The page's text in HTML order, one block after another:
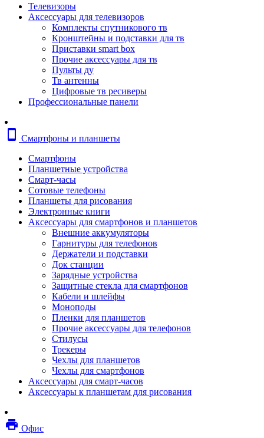
Рации
Консоли для мини-атс
Системные телефоны
Телефоны
Телефоны dect
Торговое оборудование
Детектор валют
Счетчики банкнот
Калькуляторы
Мебель
Стулья и кресла
Столы
Мебельные аксессуары
Аксессуары для кресел
Вешалки
Коврики защитные
Эргономика
Опции для устройств печати, копирования и
сканирования
Сетевое оборудование
Маршрутизаторы
Модемы
Точки доступа
Сетевые адаптеры
Коммутаторы
Расширители беспроводной сети
Wi-fi антенны
Инструмент
Кабель
Монтажные компоненты
Телевизоры
Аксессуары для телевизоров
Комплекты спутникового тв
Кронштейны и подставки для тв
Приставки smart box
Прочие аксессуары для тв
Пульты ду
Тв антенны
Цифровые тв ресиверы
Профессиональные панели
smartphone
Смартфоны и планшеты
Смартфоны
Планшетные устройства
Смарт-часы
Сотовые телефоны
Планшеты для рисования
Электронные книги
Аксессуары для смартфонов и планшетов
Внешние аккумуляторы
Гарнитуры для телефонов
Держатели и подставки
Док станции
Зарядные устройства
Защитные стекла для смартфонов
Кабели и шлейфы
Моноподы
Пленки для планшетов
Прочие аксессуары для телефонов
Стилусы
Трекеры
Чехлы для планшетов
Чехлы для смартфонов
Аксессуары для смарт-часов
Аксессуары к планшетам для рисования
local_printshop Офис